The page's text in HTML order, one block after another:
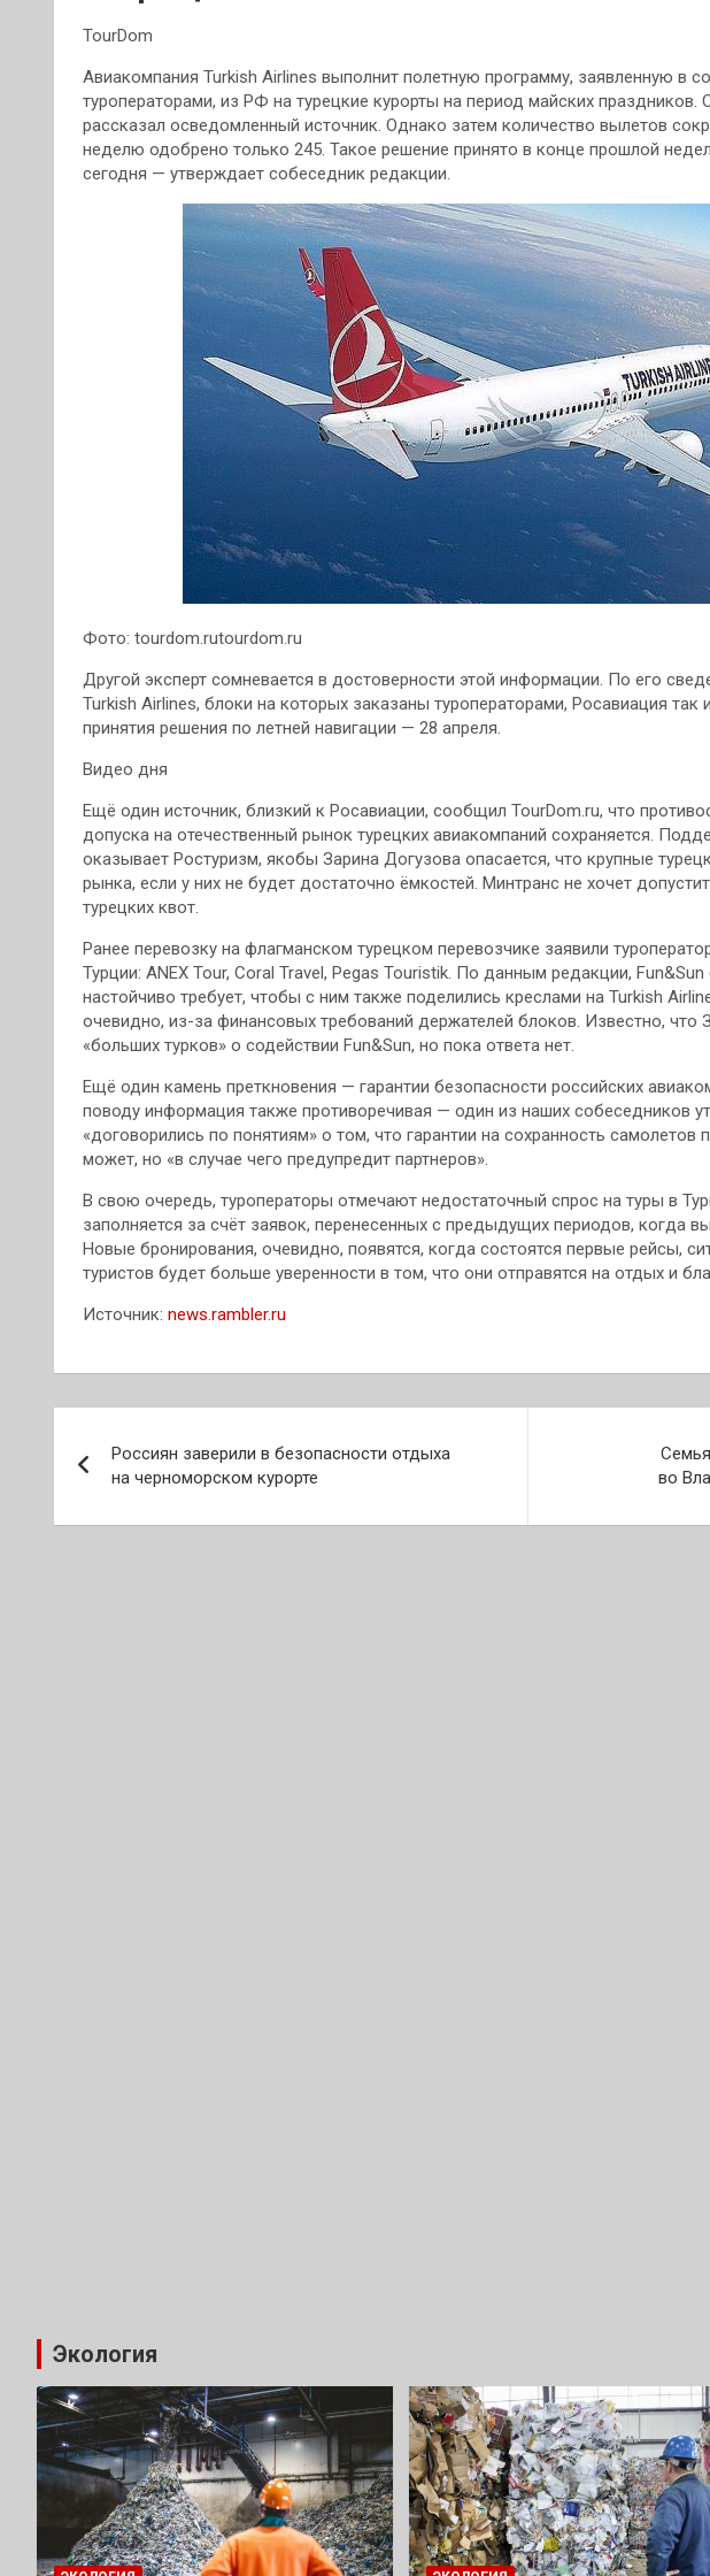
TourDom
Авиакомпания Turkish Airlines выполнит полетную программу, заявленную в
туроператорами, из РФ на турецкие курорты на период майских праздников.
рассказал осведомленный источник. Однако затем количество вылетов
неделю одобрено только 245. Такое решение принято в конце прошлой
сегодня — утверждает собеседник редакции.
Фото: tourdom.rutourdom.ru
Другой эксперт сомневается в достоверности этой информации. По его
Turkish Airlines, блоки на которых заказаны туроператорами, Росавиация так
принятия решения по летней навигации — 28 апреля.
Видео дня
Ещё один источник, близкий к Росавиации, сообщил TourDom.ru, что
допуска на отечественный рынок турецких авиакомпаний сохраняется.
оказывает Ростуризм, якобы Зарина Догузова опасается, что крупные
рынка, если у них не будет достаточно ёмкостей. Минтранс не хочет
турецких квот.
Ранее перевозку на флагманском турецком перевозчике заявили
Турции: ANEX Tour, Coral Travel, Pegas Touristik. По данным редакции,
настойчиво требует, чтобы с ним также поделились креслами на Turkish
очевидно, из-за финансовых требований держателей блоков. Известно, что
«больших турков» о содействии Fun&Sun, но пока ответа нет.
Ещё один камень преткновения — гарантии безопасности российских
поводу информация также противоречивая — один из наших собеседников
«договорились по понятиям» о том, что гарантии на сохранность
может, но «в случае чего предупредит партнеров».
В свою очередь, туроператоры отмечают недостаточный спрос на туры в
заполняется за счёт заявок, перенесенных с предыдущих периодов, когда
Новые бронирования, очевидно, появятся, когда состоятся первые рейсы,
туристов будет больше уверенности в том, что они отправятся на отдых и
Источник: news.rambler.ru
по
записям
Россиян заверили в безопасности отдыха
на черноморском курорте
во
Экология